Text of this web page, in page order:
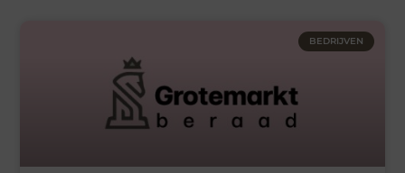
BEDRIJVEN